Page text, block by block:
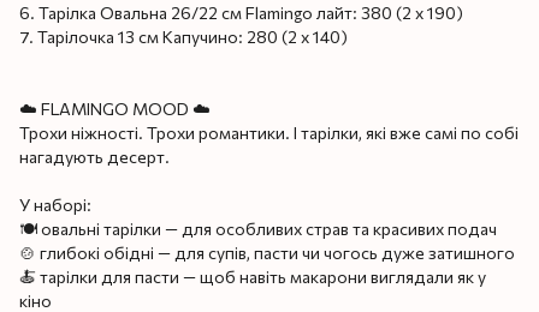
6. Тарілка Овальна 26/22 см Flamingo лайт: 380 (2 x 190)
7. Тарілочка 13 см Капучино: 280 (2 x 140)
☁️ FLAMINGO MOOD ☁️
Трохи ніжності. Трохи романтики. І тарілки, які вже самі по собі
нагадують десерт.
У наборі:
🍽 овальні тарілки — для особливих страв та красивих подач
🍲 глибокі обідні — для супів, пасти чи чогось дуже затишного
🍝 тарілки для пасти — щоб навіть макарони виглядали як у
кіно